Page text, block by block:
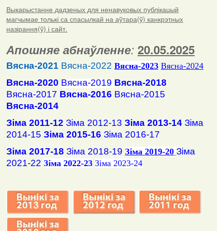
Выкарыстанне дадзеных для ненавуковых публікацый
магчымае толькі са спасылкай на аўтара(ў) канкрэтных
назірання(ў) і сайт.
Апошняе абнаўленне: 20.05.2025
Вясна-2021 Вясна-2022 Вясна-2023 Вясна-2024
Вясна-2020 Вясна-2019 Вясна-2018
Вясна-2017 Вясна-2016 Вясна-2015
Вясна-2014
Зіма 2011-12 Зіма 2012-13 Зіма 2013-14 Зіма
2014-15 Зіма 2015-16 Зіма 2016-17
Зіма 2017-18 Зіма 2018-19 Зіма 2019-20 Зіма
2021-22 Зіма 2022-23 Зіма 2023-24